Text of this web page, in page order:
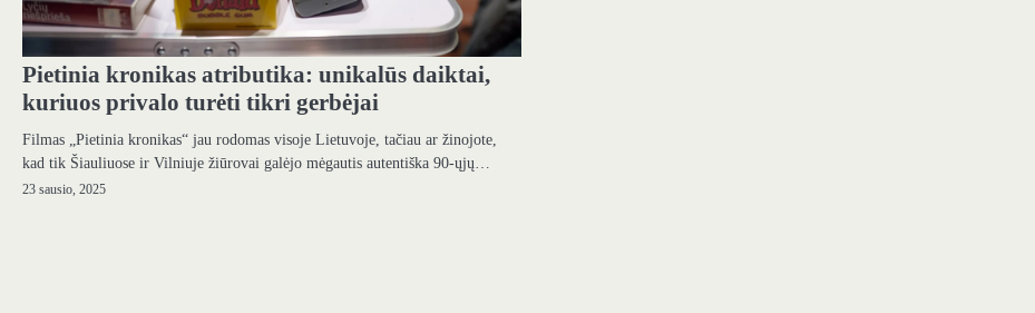
Pietinia kronikas atributika: unikalūs daiktai,
kuriuos privalo turėti tikri gerbėjai
Filmas „Pietinia kronikas“ jau rodomas visoje Lietuvoje, tačiau ar žinojote,
kad tik Šiauliuose ir Vilniuje žiūrovai galėjo mėgautis autentiška 90-ųjų…
23 sausio, 2025